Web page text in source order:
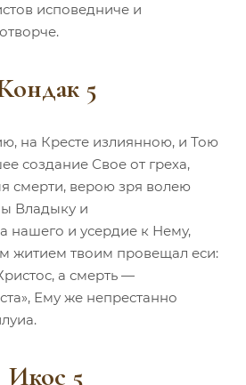
исповедниче и
5
на Кресте излиянною, и Тою
создание Свое от греха,
смерти, верою зря волею
Владыку и
нашего и усердие к Нему,
житием твоим провещал еси:
а смерть —
Ему же непрестанно
Икос 5